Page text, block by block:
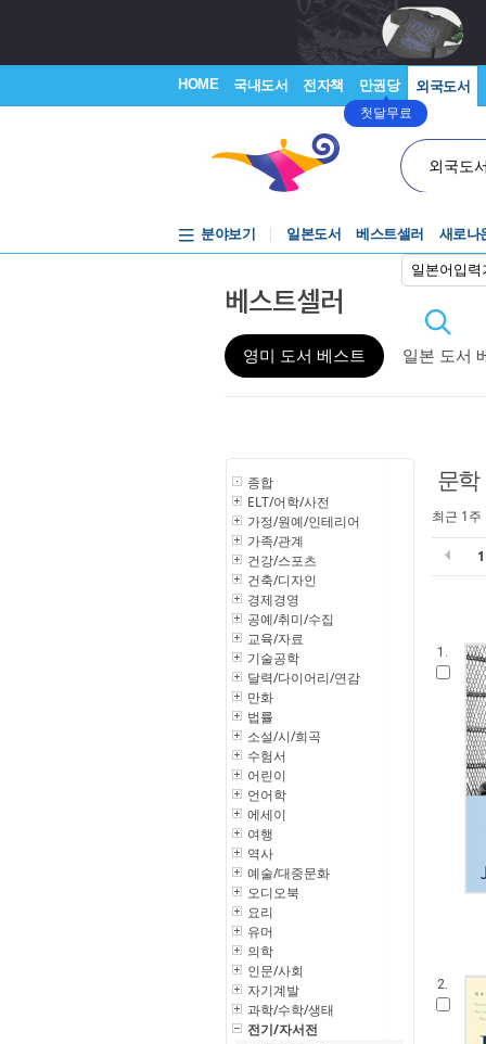
HOME 국내도서 전자책 만권당
첫달무료
외국도서
외국도
일본어입력
분야보기 일본도서 베스트셀러 새로나
베스트셀러
영미 도서 베스트 일본 도서
종합
ELT/어학/사전
가정/원예/인테리어
가족/관계
건강/스포츠
건축/디자인
경제경영
공예/취미/수집
교육/자료
기술공학
달력/다이어리/연감
만화
법률
소설/시/희곡
수험서
어린이
언어학
에세이
여행
역사
예술/대중문화
오디오북
요리
유머
의학
인문/사회
자기계발
과학/수학/생태
전기/자서전
문학
최근 1
1.
2.